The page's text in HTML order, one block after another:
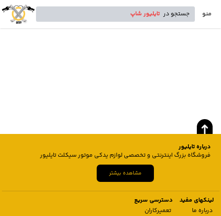
منو جستجو در تایلیور شاپ
درباره تایلیور
فروشگاه بزرگ اینترنتی و تخصصی لوازم یدکی موتور سیکلت تایلیور
مشاهده بیشتر
لینکهای مفید
درباره ما
دسترسی سریع
تعمیرکاران